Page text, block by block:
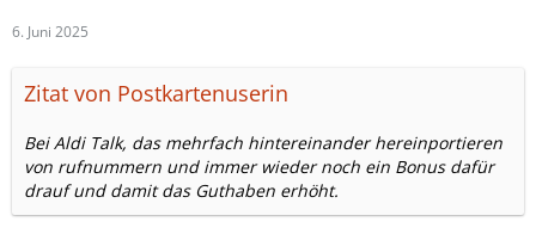
6. Juni 2025
Zitat von Postkartenuserin
Bei Aldi Talk, das mehrfach hintereinander hereinportieren
von rufnummern und immer wieder noch ein Bonus dafür
drauf und damit das Guthaben erhöht.